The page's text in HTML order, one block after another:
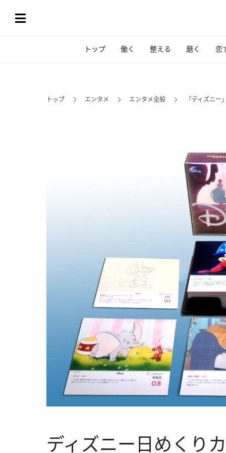
トップ 働く 整える 磨く 恋
トップ エンタメ エンタメ全般 「ディズニ
ディズニー日めくり